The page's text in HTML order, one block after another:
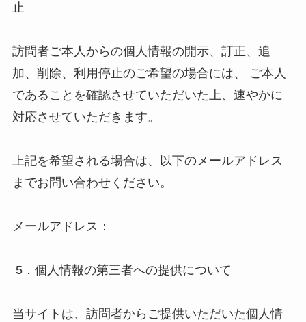
止
訪問者ご本人からの個人情報の開示、訂正、追
加、削除、利用停止のご希望の場合には、 ご本人
であることを確認させていただいた上、速やかに
対応させていただきます。
上記を希望される場合は、以下のメールアドレス
までお問い合わせください。
メールアドレス：
5．個人情報の第三者への提供について
当サイトは、訪問者からご提供いただいた個人情